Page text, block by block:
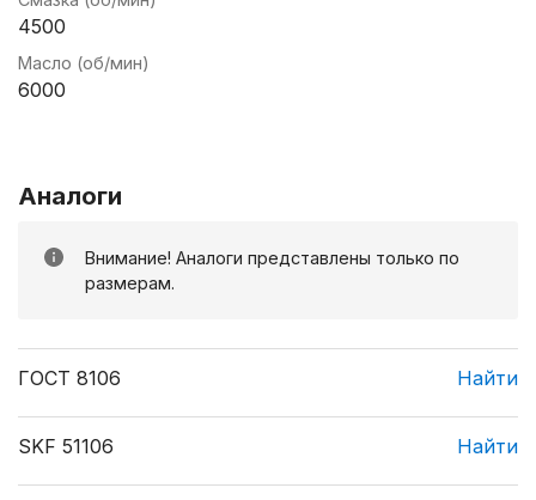
4500
Масло (об/мин)
6000
Аналоги
Внимание! Аналоги представлены только по
размерам.
ГОСТ 8106 Найти
SKF 51106 Найти